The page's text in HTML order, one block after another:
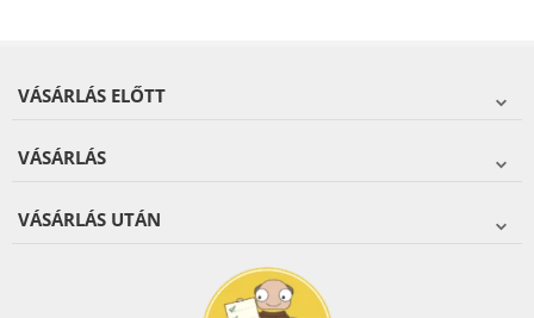
VÁSÁRLÁS ELŐTT
VÁSÁRLÁS
VÁSÁRLÁS UTÁN